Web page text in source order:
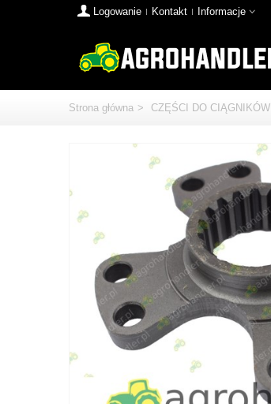
Logowanie Kontakt Informacje
Strona główna > CZĘŚCI DO CIĄGNIKÓW